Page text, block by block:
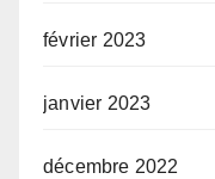
février 2023
janvier 2023
décembre 2022